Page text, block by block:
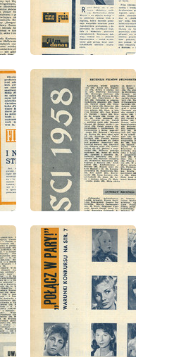
wydanie: 51/52/1958
wydanie: 51/52/1958